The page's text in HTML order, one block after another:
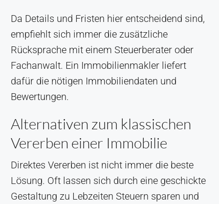
Da Details und Fristen hier entscheidend sind,
empfiehlt sich immer die zusätzliche
Rücksprache mit einem Steuerberater oder
Fachanwalt. Ein Immobilienmakler liefert
dafür die nötigen Immobiliendaten und
Bewertungen.
Alternativen zum klassischen
Vererben einer Immobilie
Direktes Vererben ist nicht immer die beste
Lösung. Oft lassen sich durch eine geschickte
Gestaltung zu Lebzeiten Steuern sparen und